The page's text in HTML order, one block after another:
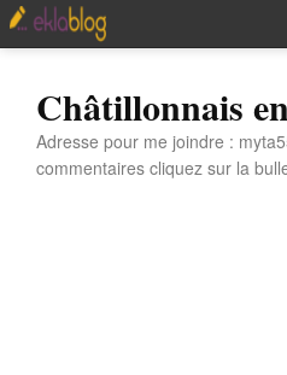
Châtillonnais
Adresse pour me joindre :
commentaires cliquez sur la